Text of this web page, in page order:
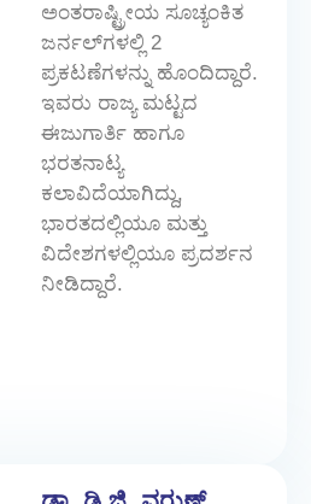
ಅಂತರಾಷ್ಟ್ರೀಯ ಸೂಚ್ಯಂಕಿತ
ಜರ್ನಲ್‌ಗಳಲ್ಲಿ 2
ಪ್ರಕಟಣೆಗಳನ್ನು ಹೊಂದಿದ್ದಾರೆ.
ಇವರು ರಾಜ್ಯ ಮಟ್ಟದ
ಈಜುಗಾರ್ತಿ ಹಾಗೂ
ಭರತನಾಟ್ಯ
ಕಲಾವಿದೆಯಾಗಿದ್ದು,
ಭಾರತದಲ್ಲಿಯೂ ಮತ್ತು
ವಿದೇಶಗಳಲ್ಲಿಯೂ ಪ್ರದರ್ಶನ
ನೀಡಿದ್ದಾರೆ.